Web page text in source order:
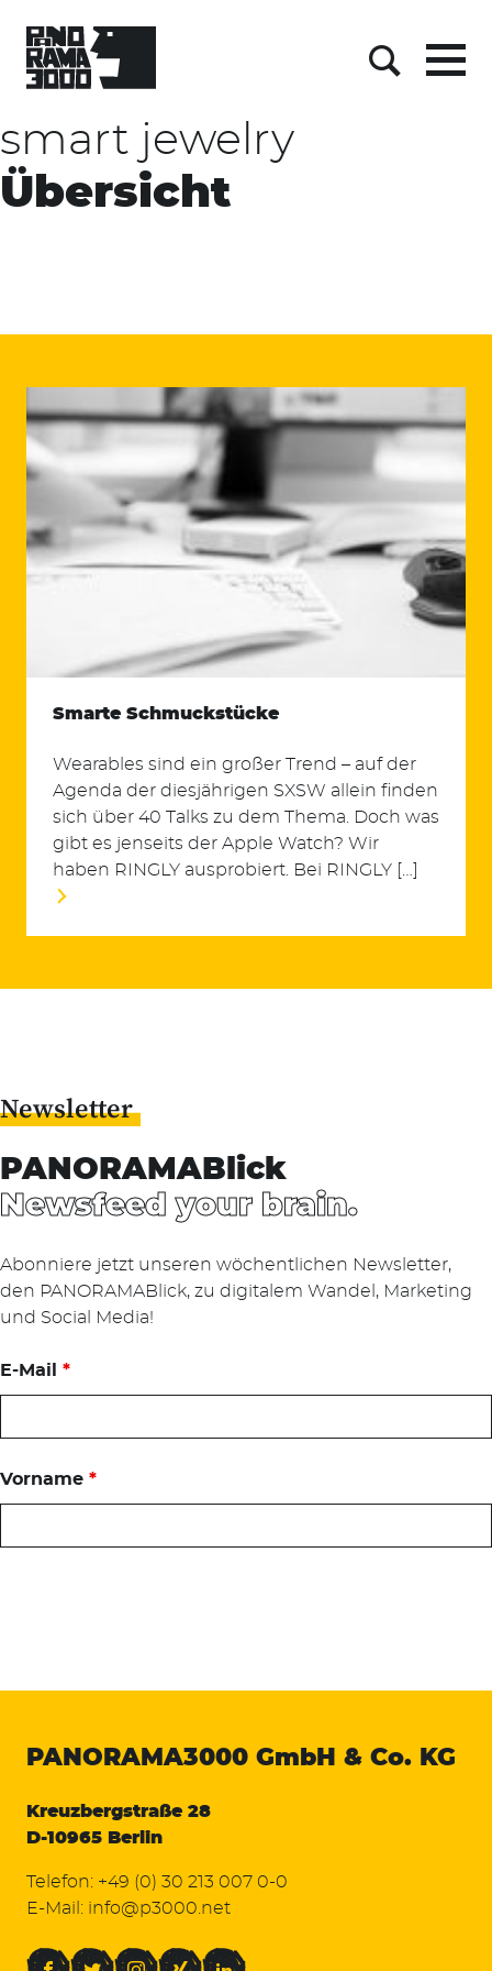
content
Menu
smart jewelry
Übersicht
Smarte Schmuckstücke
Wearables sind ein großer Trend – auf der
Agenda der diesjährigen SXSW allein finden
sich über 40 Talks zu dem Thema. Doch was
gibt es jenseits der Apple Watch? Wir
haben RINGLY ausprobiert. Bei RINGLY […]
Newsletter
PANORAMABlick
Newsfeed your brain.
Abonniere jetzt unseren wöchentlichen Newsletter,
den PANORAMABlick, zu digitalem Wandel, Marketing
und Social Media!
E-Mail *
Vorname *
PANORAMA3000 GmbH & Co. KG
Kreuzbergstraße 28
D-10965 Berlin
Telefon: +49 (0) 30 213 007 0-0
E-Mail: info@p3000.net
FacebookTwitterInstagramXing LinkedIn